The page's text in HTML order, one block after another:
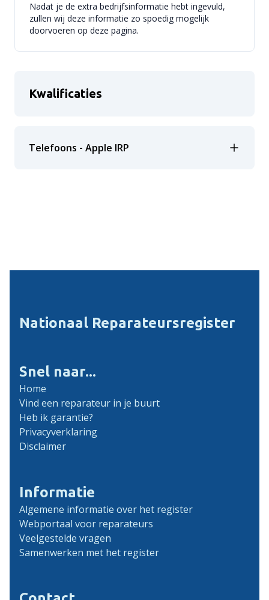
Nadat je de extra bedrijfsinformatie hebt ingevuld,
zullen wij deze informatie zo spoedig mogelijk
doorvoeren op deze pagina.
Kwalificaties
Telefoons - Apple IRP
Nationaal Reparateursregister
Snel naar...
Home
Vind een reparateur in je buurt
Heb ik garantie?
Privacyverklaring
Disclaimer
Informatie
Algemene informatie over het register
Webportaal voor reparateurs
Veelgestelde vragen
Samenwerken met het register